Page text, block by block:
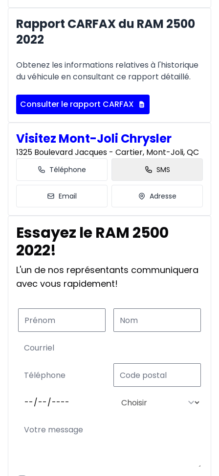
Rapport CARFAX du RAM 2500
2022
Obtenez les informations relatives à l'historique
du véhicule en consultant ce rapport détaillé.
Consulter le rapport CARFAX
Visitez Mont-Joli Chrysler
1325 Boulevard Jacques - Cartier, Mont-Joli, QC
Téléphone SMS
Email Adresse
Essayez le RAM 2500
2022!
L'un de nos représentants communiquera
avec vous rapidement!